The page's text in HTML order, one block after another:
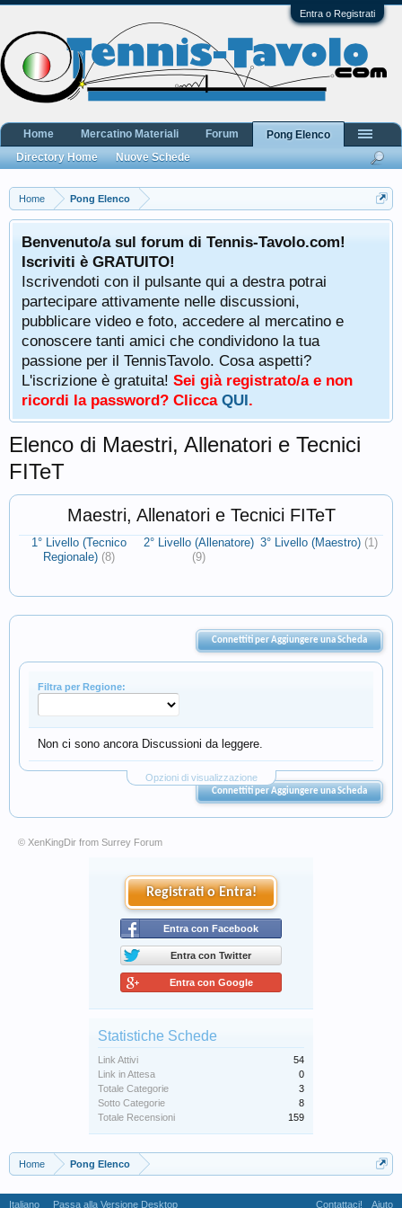
Entra o Registrati
Home Pong Elenco
Benvenuto/a sul forum di Tennis-Tavolo.com!
Iscriviti è GRATUITO!
Iscrivendoti con il pulsante qui a destra potrai
partecipare attivamente nelle discussioni,
pubblicare video e foto, accedere al mercatino e
conoscere tanti amici che condividono la tua
passione per il TennisTavolo. Cosa aspetti?
L'iscrizione è gratuita! Sei già registrato/a e non
ricordi la password? Clicca QUI.
Elenco di Maestri, Allenatori e Tecnici
FITeT
Maestri, Allenatori e Tecnici FITeT
1° Livello (Tecnico
Regionale) (8)
2° Livello (Allenatore)
(9)
3° Livello (Maestro) (1)
Connettiti per Aggiungere una Scheda
Filtra per Regione:
Non ci sono ancora Discussioni da leggere.
Opzioni di visualizzazione
Connettiti per Aggiungere una Scheda
© XenKingDir from Surrey Forum
Registrati o Entra!
Entra con Facebook
Entra con Twitter
Entra con Google
Statistiche Schede
Link Attivi
54
Link in Attesa
0
Totale Categorie
3
Sotto Categorie
8
Totale Recensioni
159
Home Pong Elenco
Home Mercatino Materiali Forum
Pong Elenco
Directory Home
Nuove Schede
Italiano Passa alla Versione Desktop Contattaci! Aiuto